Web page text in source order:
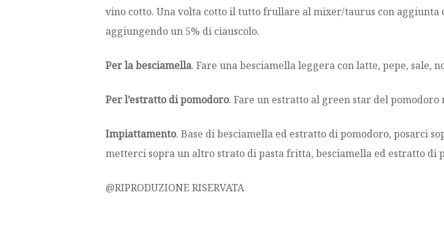
vino cotto. Una volta cotto il tutto frullare al mixer/taurus con aggiunta
aggiungendo un 5% di ciauscolo.
Per la besciamella. Fare una besciamella leggera con latte, pepe, sale,
Per l’estratto di pomodoro. Fare un estratto al green star del
Impiattamento. Base di besciamella ed estratto di pomodoro, posarci
metterci sopra un altro strato di pasta fritta, besciamella ed estratto di
@RIPRODUZIONE RISERVATA